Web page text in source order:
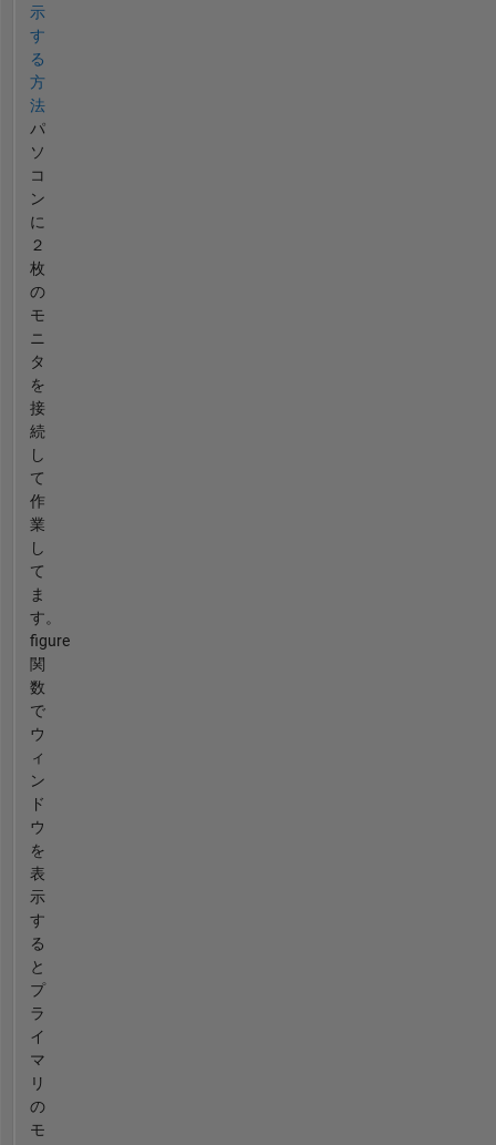
示
す
る
方
法
パ
ソ
コ
ン
に
２
枚
の
モ
ニ
タ
を
接
続
し
て
作
業
し
て
ま
す。
figure
関
数
で
ウ
ィ
ン
ド
ウ
を
表
示
す
る
と
プ
ラ
イ
マ
リ
の
モ